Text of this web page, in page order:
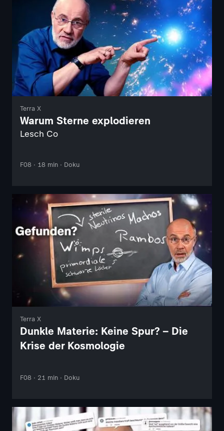
Terra X
Warum Sterne explodieren
Lesch Co
F08 · 18 min · Doku
Terra X
Dunkle Materie: Keine Spur? – Die
Krise der Kosmologie
F08 · 21 min · Doku